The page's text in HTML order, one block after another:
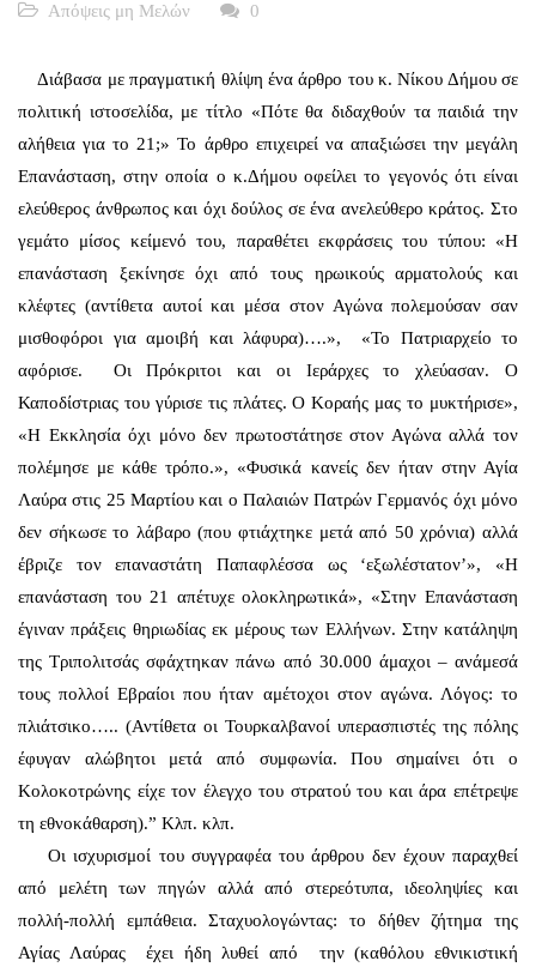
Απόψεις μη Μελών
0
Διάβασα με πραγματική θλίψη ένα άρθρο του κ. Νίκου Δήμου σε
πολιτική ιστοσελίδα, με τίτλο «Πότε θα διδαχθούν τα παιδιά την
αλήθεια για το 21;» Το άρθρο επιχειρεί να απαξιώσει την μεγάλη
Επανάσταση, στην οποία ο κ.Δήμου οφείλει το γεγονός ότι είναι
ελεύθερος άνθρωπος και όχι δούλος σε ένα ανελεύθερο κράτος. Στο
γεμάτο μίσος κείμενό του, παραθέτει εκφράσεις του τύπου: «Η
επανάσταση ξεκίνησε όχι από τους ηρωικούς αρματολούς και
κλέφτες (αντίθετα αυτοί και μέσα στον Αγώνα πολεμούσαν σαν
μισθοφόροι για αμοιβή και λάφυρα)….», «Το Πατριαρχείο το
αφόρισε. Οι Πρόκριτοι και οι Ιεράρχες το χλεύασαν. Ο
Καποδίστριας του γύρισε τις πλάτες. Ο Κοραής μας το μυκτήρισε»,
«Η Εκκλησία όχι μόνο δεν πρωτοστάτησε στον Αγώνα αλλά τον
πολέμησε με κάθε τρόπο.», «Φυσικά κανείς δεν ήταν στην Αγία
Λαύρα στις 25 Μαρτίου και ο Παλαιών Πατρών Γερμανός όχι μόνο
δεν σήκωσε το λάβαρο (που φτιάχτηκε μετά από 50 χρόνια) αλλά
έβριζε τον επαναστάτη Παπαφλέσσα ως ‘εξωλέστατον’», «Η
επανάσταση του 21 απέτυχε ολοκληρωτικά», «Στην Επανάσταση
έγιναν πράξεις θηριωδίας εκ μέρους των Ελλήνων. Στην κατάληψη
της Τριπολιτσάς σφάχτηκαν πάνω από 30.000 άμαχοι – ανάμεσά
τους πολλοί Εβραίοι που ήταν αμέτοχοι στον αγώνα. Λόγος: το
πλιάτσικο….. (Αντίθετα οι Τουρκαλβανοί υπερασπιστές της πόλης
έφυγαν αλώβητοι μετά από συμφωνία. Που σημαίνει ότι ο
Κολοκοτρώνης είχε τον έλεγχο του στρατού του και άρα επέτρεψε
τη εθνοκάθαρση).” Κλπ. κλπ.
Οι ισχυρισμοί του συγγραφέα του άρθρου δεν έχουν παραχθεί
από μελέτη των πηγών αλλά από στερεότυπα, ιδεοληψίες και
πολλή-πολλή εμπάθεια. Σταχυολογώντας: το δήθεν ζήτημα της
Αγίας Λαύρας έχει ήδη λυθεί από την (καθόλου εθνικιστική